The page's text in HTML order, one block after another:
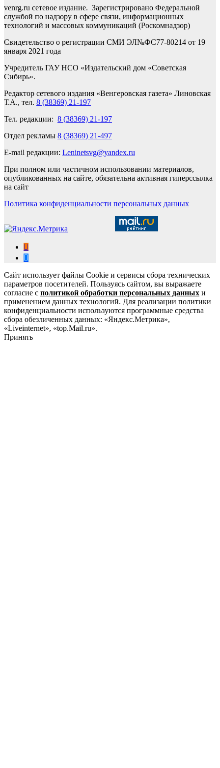
venrg.ru сетевое издание. Зарегистрировано Федеральной
службой по надзору в сфере связи, информационных
технологий и массовых коммуникаций (Роскомнадзор)
Свидетельство о регистрации СМИ ЭЛ№ФС77-80214 от 19
января 2021 года
Учредитель ГАУ НСО «Издательский дом «Советская
Сибирь».
Редактор сетевого издания «Венгеровская газета» Линовская
Т.А., тел. 8 (38369) 21-197
Тел. редакции: 8 (38369) 21-197
Отдел рекламы 8 (38369) 21-497
E-mail редакции: Leninetsvg@yandex.ru
При полном или частичном использовании материалов,
опубликованных на сайте, обязательна активная гиперссылка
на сайт
Политика конфиденциальности персональных данных
Сайт использует файлы Cookie и сервисы сбора технических
параметров посетителей. Пользуясь сайтом, вы выражаете
согласие с политикой обработки персональных данных и
применением данных технологий. Для реализации политики
конфиденциальности используются программные средства
сбора обезличенных данных: «Яндекс.Метрика»,
«Liveinternet», «top.Mail.ru».
Принять